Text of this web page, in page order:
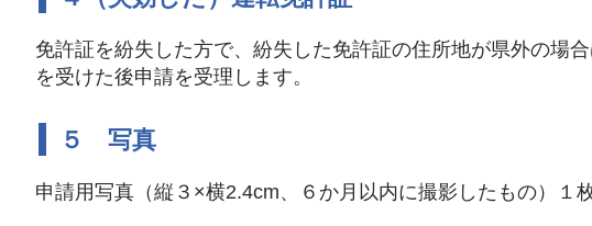
免許証を紛失した方で、紛失した免許証の住所地が県外の場
を受けた後申請を受理します。
５ 写真
申請用写真（縦３×横2.4cm、６か月以内に撮影したもの）